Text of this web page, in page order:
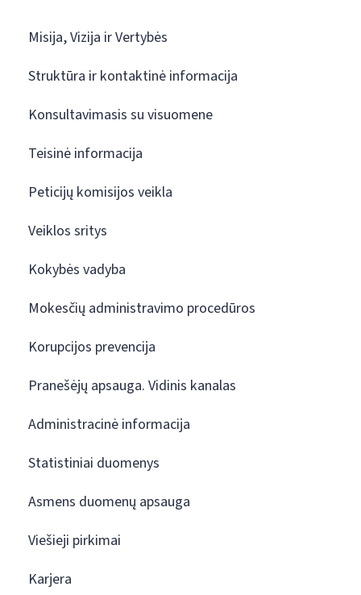
Misija, Vizija ir Vertybės
Struktūra ir kontaktinė informacija
Konsultavimasis su visuomene
Teisinė informacija
Peticijų komisijos veikla
Veiklos sritys
Kokybės vadyba
Mokesčių administravimo procedūros
Korupcijos prevencija
Pranešėjų apsauga. Vidinis kanalas
Administracinė informacija
Statistiniai duomenys
Asmens duomenų apsauga
Viešieji pirkimai
Karjera